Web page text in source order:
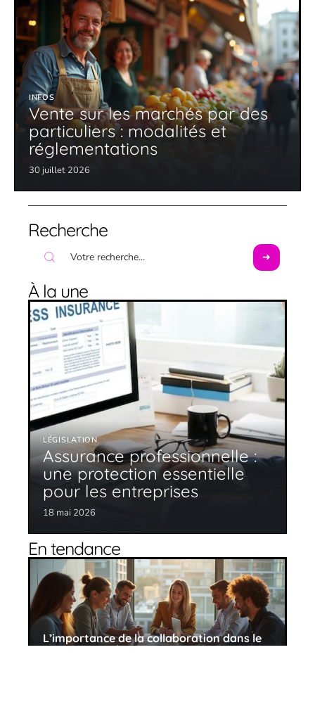
INFOS
Vente sur les marchés par des
particuliers : modalités et
réglementations
30 juillet 2026
Recherche
À la une
LÉGISLATION
Assurance professionnelle :
une protection essentielle
pour les entreprises
18 mai 2026
En tendance
L’importance de la collaboration dans le
succès d’une équipe